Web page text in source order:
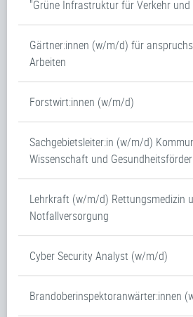
"Grüne Infrastruktur für Verkehr und
Gärtner:innen (w/m/d) für
Arbeiten
Forstwirt:innen (w/m/d)
Sachgebietsleiter:in (w/m/d)
Wissenschaft und
Lehrkraft (w/m/d) Rettungsmedizin
Notfallversorgung
Cyber Security Analyst (w/m/d)
Brandoberinspektoranwärter:innen